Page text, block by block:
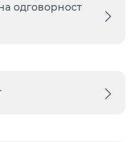
одговорност